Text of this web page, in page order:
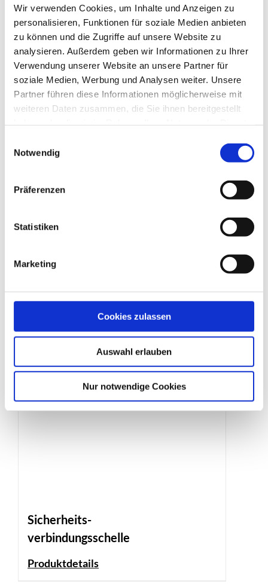
Wir verwenden Cookies, um Inhalte und Anzeigen zu
personalisieren, Funktionen für soziale Medien anbieten
zu können und die Zugriffe auf unsere Website zu
analysieren. Außerdem geben wir Informationen zu Ihrer
Verwendung unserer Website an unsere Partner für
soziale Medien, Werbung und Analysen weiter. Unsere
Partner führen diese Informationen möglicherweise mit
weiteren Daten zusammen, die Sie ihnen bereitgestellt
Notwendig
Präferenzen
Statistiken
Marketing
Cookies zulassen
Auswahl erlauben
Nur notwendige Cookies
Torrolle
Produktdetails
Produktdetails
Sicherheits-
verbindungsschelle
Produktdetails